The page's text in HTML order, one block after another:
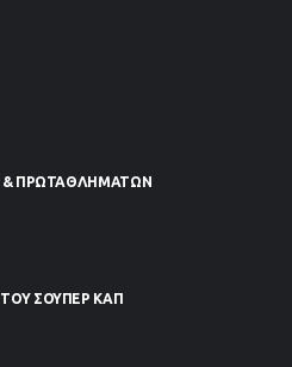
& ΠΡΩΤΑΘΛΗΜΑΤΩΝ
ΣΟΥΠΕΡ ΚΑΠ